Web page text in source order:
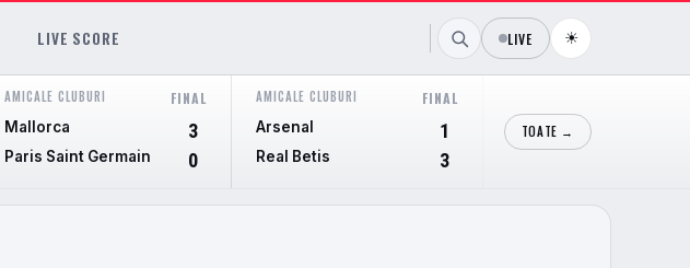
LIVE SCORE LIVE ☀
AMICALE CLUBURI FINAL
Mallorca 3
Paris Saint Germain 0
AMICALE CLUBURI FINAL
Arsenal 1
Real Betis 3
Cieza
TOATE →